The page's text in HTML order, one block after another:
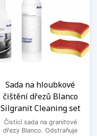
Sada na hloubkové
čištění dřezů Blanco
Silgranit Cleaning set
Čisticí sada na granitové
dřezy Blanco. Odstraňuje